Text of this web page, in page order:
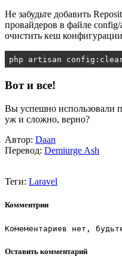
Не забудьте добавить
провайдеров в файле config/
очистить кеш
php artisan
Вот и все!
Вы успешно использовали
уж и сложно, верно?
Автор: Daan
Перевод: Demiurge Ash
Теги: Laravel
Комментрии
Комементариев нет,
Оставить комментарий